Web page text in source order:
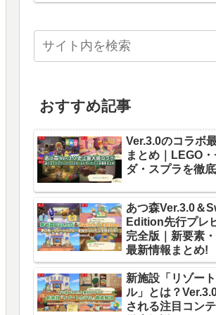
おすすめ記事
Ver.3.0のコラボ
まとめ｜LEGO
ダ・スプラを徹
あつ森Ver.3.0＆
Edition先行プレ
完全版｜新要素・
最新情報まとめ!
新施設「リゾー
ル」とは？
される注目コン